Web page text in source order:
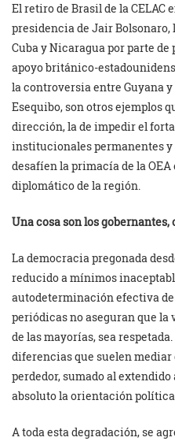
El retiro de Brasil de la CELAC
presidencia de Jair
Cuba y Nicaragua por parte
apoyo británico-
la controversia entre Guyana
Esequibo, son otros ejemplos
dirección, la de impedir el
institucionales permanentes
desafíen la primacía de la
diplomático de la región.
Una cosa son los gobernantes,
La democracia pregonada
reducido a mínimos
autodeterminación efectiva
periódicas no aseguran que
de las mayorías, sea
diferencias que suelen
perdedor, sumado al
absoluto la orientación
A toda esta degradación, se